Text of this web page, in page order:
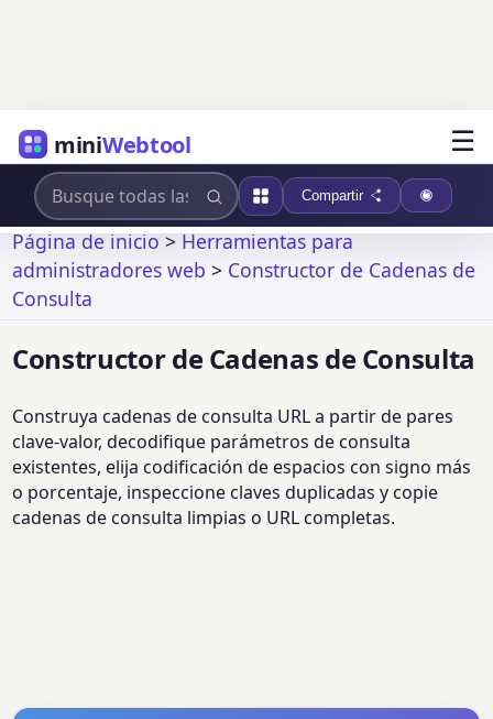
miniWebtool ☰
Compartir
Página de inicio>Herramientas para
administradores web > Constructor de Cadenas de
Consulta
Constructor de Cadenas de Consulta
Construya cadenas de consulta URL a partir de pares
clave-valor, decodifique parámetros de consulta
existentes, elija codificación de espacios con signo más
o porcentaje, inspeccione claves duplicadas y copie
cadenas de consulta limpias o URL completas.